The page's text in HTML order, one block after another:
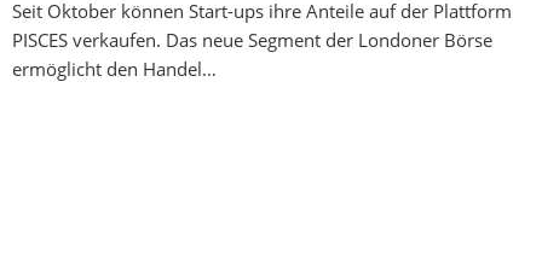
Seit Oktober können Start-ups ihre Anteile auf der Plattform
PISCES verkaufen. Das neue Segment der Londoner Börse
ermöglicht den Handel…